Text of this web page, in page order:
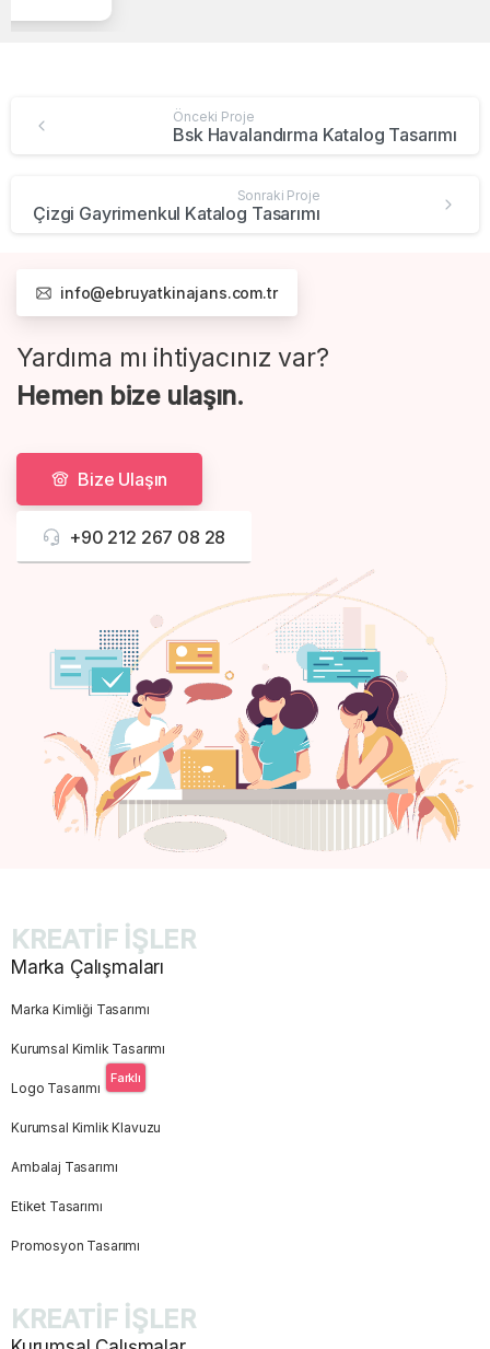
Önceki Proje
Bsk Havalandırma Katalog Tasarımı
Sonraki Proje
Çizgi Gayrimenkul Katalog Tasarımı
info@ebruyatkinajans.com.tr
Yardıma mı ihtiyacınız var?
Hemen bize ulaşın.
Bize Ulaşın
+90 212 267 08 28
KREATİF İŞLER
Marka Çalışmaları
Marka Kimliği Tasarımı
Kurumsal Kimlik Tasarımı
Logo Tasarımı
Farklı
Kurumsal Kimlik Klavuzu
Ambalaj Tasarımı
Etiket Tasarımı
Promosyon Tasarımı
KREATİF İŞLER